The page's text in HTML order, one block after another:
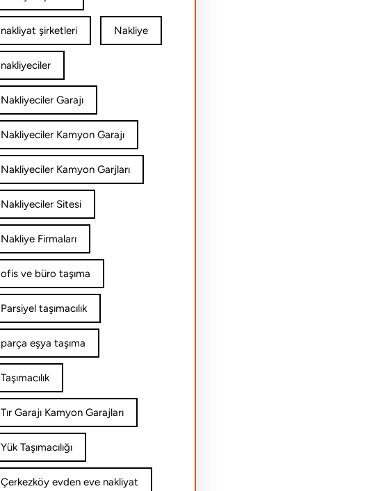
nakliyat şirketleri Nakliye
nakliyeciler
Nakliyeciler Garajı
Nakliyeciler Kamyon Garajı
Nakliyeciler Kamyon Garjları
Nakliyeciler Sitesi
Nakliye Firmaları
ofis ve büro taşıma
Parsiyel taşımacılık
parça eşya taşıma
Taşımacılık
Tır Garajı Kamyon Garajları
Yük Taşımacılığı
Çerkezköy evden eve nakliyat